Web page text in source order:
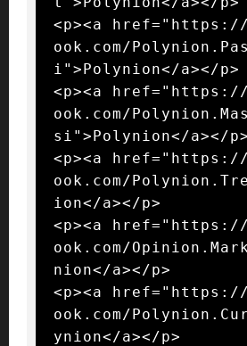
<p><a href="https://
ook.com/
i">Polynion</a></p>
<p><a href="https://
ook.com/
si">Polynion</a></p>
<p><a href="https://
ook.com/
ion</a></p>
<p><a href="https://
ook.com/
nion</a></p>
<p><a href="https://
ook.com/
ynion</a></p>